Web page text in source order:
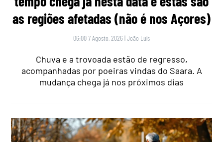
as regiões afetadas (não é nos Açores)
06:00 7 Agosto, 2026 |João Luís
Chuva e a trovoada estão de regresso,
acompanhadas por poeiras vindas do Saara. A
mudança chega já nos próximos dias